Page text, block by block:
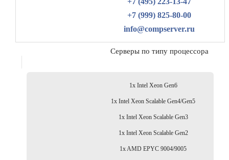
+7 (999) 825-80-00
info@compserver.ru
Серверы по типу процессора
1x Intel Xeon Gen6
1x Intel Xeon Scalable Gen4/Gen5
1x Intel Xeon Scalable Gen3
1x Intel Xeon Scalable Gen2
1x AMD EPYC 9004/9005